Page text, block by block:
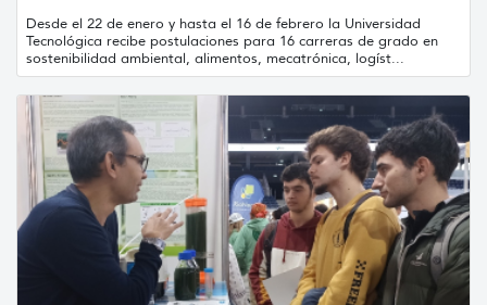
Desde el 22 de enero y hasta el 16 de febrero la Universidad
Tecnológica recibe postulaciones para 16 carreras de grado en
sostenibilidad ambiental, alimentos, mecatrónica, logíst...